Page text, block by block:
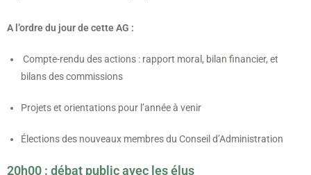
A l’ordre du jour de cette AG :
Compte-rendu des actions : rapport moral, bilan financier, et
bilans des commissions
Projets et orientations pour l’année à venir
Élections des nouveaux membres du Conseil d’Administration
20h00 : débat public avec les élus